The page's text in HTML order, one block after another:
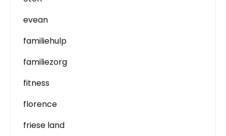
evean
familiehulp
familiezorg
fitness
florence
friese land